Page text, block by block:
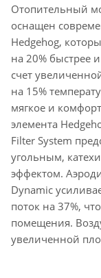
Отопительный
оснащен
Hedgehog,
на 20% быстрее
счет
на 15%
мягкое и
элемента
Filter System
угольным,
эффектом.
Dynamic
поток на 37%,
помещения.
увеличенной